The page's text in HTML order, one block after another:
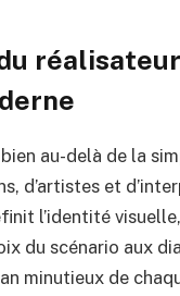
au-delà de la
d’artistes et
l’identité
du scénario aux
minutieux de